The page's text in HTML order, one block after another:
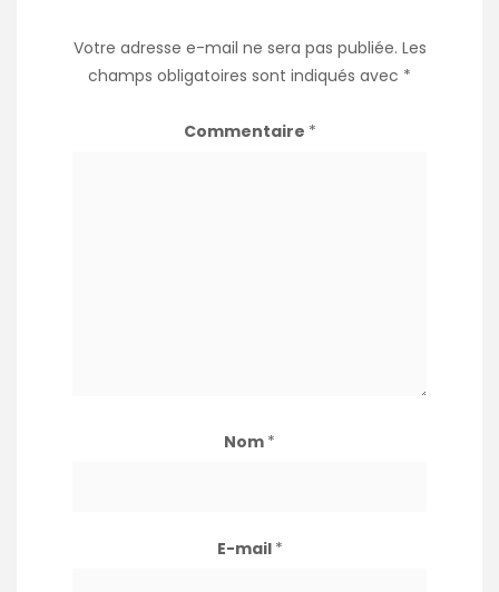
Votre adresse e-mail ne sera pas publiée. Les
champs obligatoires sont indiqués avec *
Commentaire *
Nom *
E-mail *